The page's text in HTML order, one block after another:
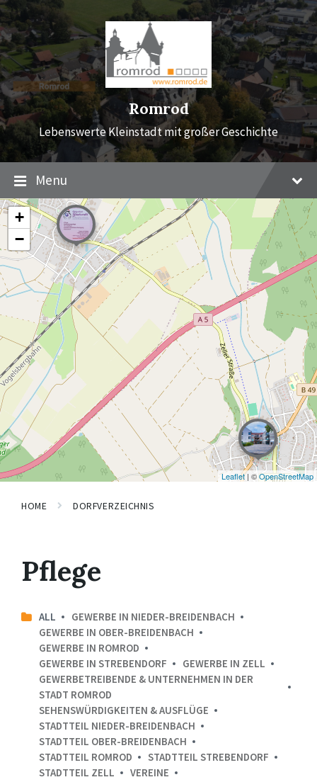
Skip
to
content
Skip
to
main
navigation
Skip
to
footer
Romrod
Lebenswerte Kleinstadt mit großer Geschichte
Menu
+
−
Leaflet| ©OpenStreetMap
HOME DORFVERZEICHNIS
Pflege
ALL
GEWERBE IN NIEDER-BREIDENBACH
GEWERBE IN OBER-BREIDENBACH
GEWERBE IN ROMROD
GEWERBE IN STREBENDORF
GEWERBE IN ZELL
GEWERBETREIBENDE & UNTERNEHMEN IN DER
STADT ROMROD
SEHENSWÜRDIGKEITEN & AUSFLÜGE
STADTTEIL NIEDER-BREIDENBACH
STADTTEIL OBER-BREIDENBACH
STADTTEIL ROMROD
STADTTEIL STREBENDORF
STADTTEIL ZELL
VEREINE